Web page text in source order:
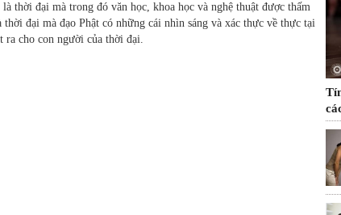
thời đại mà trong đó văn học, khoa học và nghệ thuật được thấm
đại mà đạo Phật có những cái nhìn sáng và xác thực về thực tại
ra cho con người của thời đại.